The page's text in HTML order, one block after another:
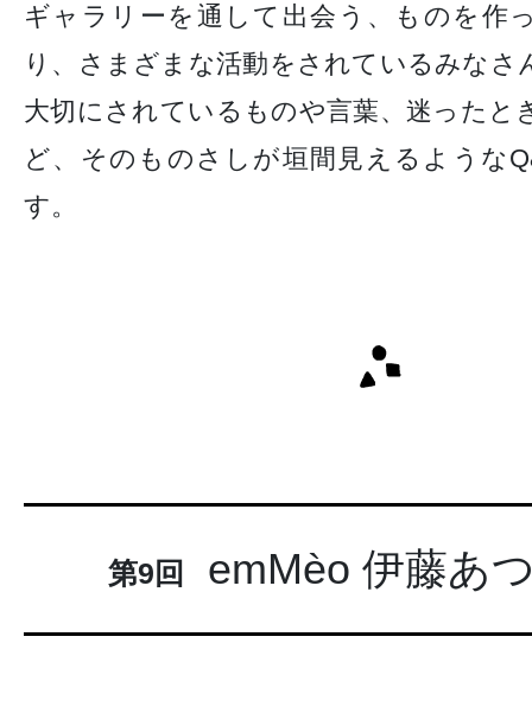
ギャラリーを通して出会う、ものを作
り、さまざまな活動をされているみなさ
大切にされているものや言葉、迷ったと
ど、そのものさしが垣間見えるような
す。
第9回 emMèo 伊藤あ